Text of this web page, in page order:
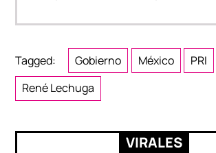
Tagged: Gobierno México
PRI
René Lechuga
VIRALES